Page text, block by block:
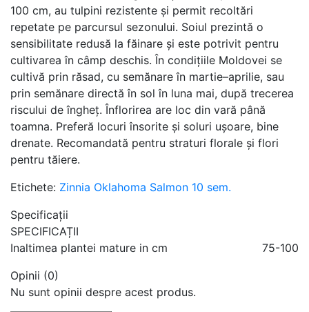
100 cm, au tulpini rezistente și permit recoltări
repetate pe parcursul sezonului. Soiul prezintă o
sensibilitate redusă la făinare și este potrivit pentru
cultivarea în câmp deschis. În condițiile Moldovei se
cultivă prin răsad, cu semănare în martie–aprilie, sau
prin semănare directă în sol în luna mai, după trecerea
riscului de îngheț. Înflorirea are loc din vară până
toamna. Preferă locuri însorite și soluri ușoare, bine
drenate. Recomandată pentru straturi florale și flori
pentru tăiere.
Etichete: Zinnia Oklahoma Salmon 10 sem.
Specificații
SPECIFICAȚII
Inaltimea plantei mature in cm
75-100
Opinii (0)
Nu sunt opinii despre acest produs.